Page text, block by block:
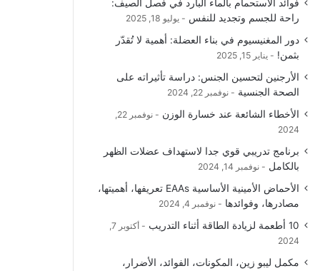
و
ك
T
u
b
e
ق
ر
ا
ا
ل
م
ع
R
فوائد الاستحمام بالماء البارد في فصل الصيف:
راحة للجسم وتجديد للنفس
يوليو 18, 2025
دور المغنيسيوم في بناء العضلة: أهمية لا تُقدّر
بثمن!
يناير 15, 2025
الأرجنين لتحسين الجنس: دراسة تأثيراته على
الصحة الجنسية
نوفمبر 22, 2024
الأخطاء الشائعة عند خسارة الوزن
نوفمبر 22,
2024
برنامج تدريبي قوي جدا لاستهداف عضلات الظهر
بالكامل
نوفمبر 14, 2024
الأحماض الأمينية الأساسية EAAs تعريفها، أهميتها،
مصادرها، وفوائدها
نوفمبر 4, 2024
10 أطعمة لزيادة الطاقة أثناء التدريب
أكتوبر 7,
2024
مكمل ليبو زين، المكونات، الفوائد، الأضرار،